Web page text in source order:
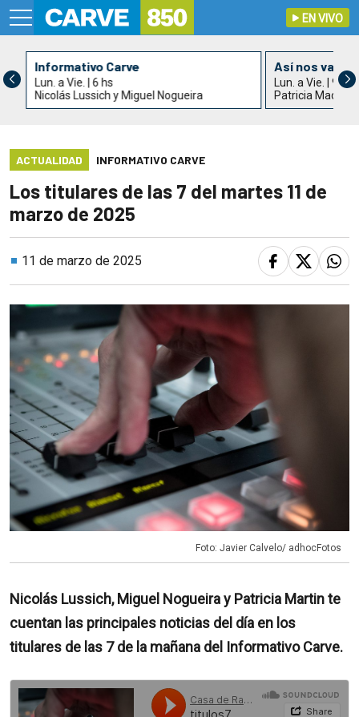
EN VIVO
Informativo Carve
Lun. a Vie. | 6 hs
Nicolás Lussich y Miguel Nogueira
Así nos va
Lun. a Vie. | 9 hs
Patricia Madrid
ACTUALIDAD INFORMATIVO CARVE
Los titulares de las 7 del martes 11 de
marzo de 2025
11 de marzo de 2025
Foto: Javier Calvelo/ adhocFotos
Nicolás Lussich, Miguel Nogueira y Patricia Martin te
cuentan las principales noticias del día en los
titulares de las 7 de la mañana del Informativo Carve.